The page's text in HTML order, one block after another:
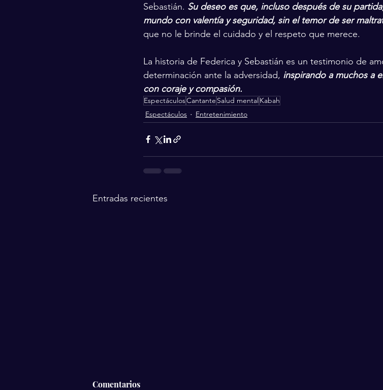
Sebastián. Su deseo es que, incluso después de su
mundo con valentía y seguridad, sin el temor de ser
que no le brinde el cuidado y el respeto que merece.
La historia de Federica y Sebastián es un testimonio de
determinación ante la adversidad, inspirando a muchos a
con coraje y compasión.
EspectáculosCantante Salud mental Kabah
Espectáculos
Entretenimiento
Entradas recientes
Comentarios